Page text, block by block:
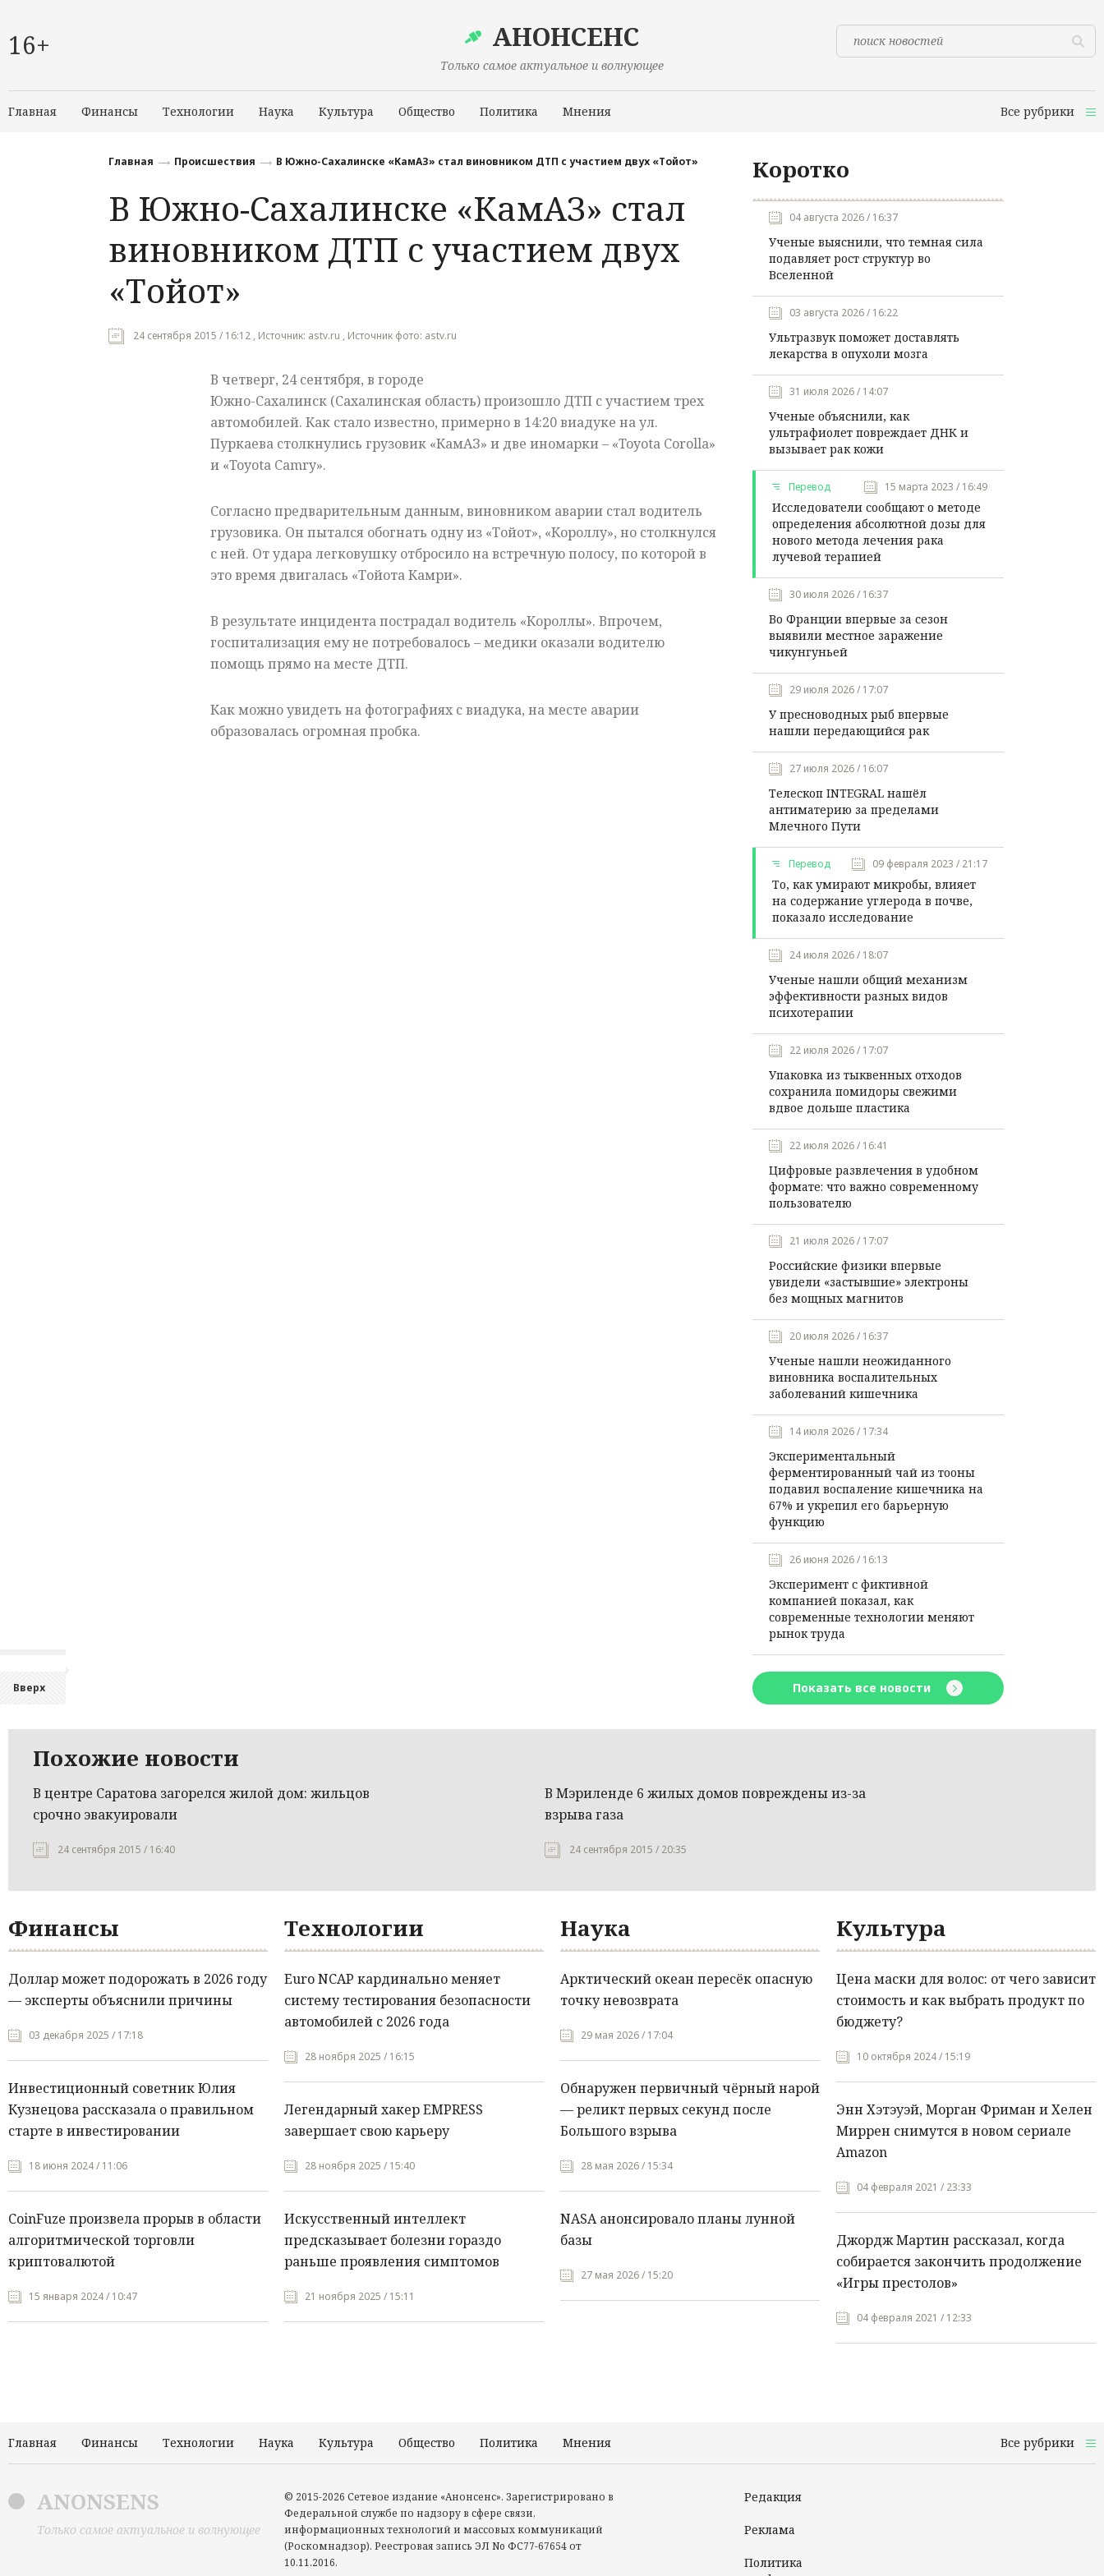
16+ АНОНСЕНС
Только самое актуальное и волнующее
Главная Финансы Технологии Наука Культура Общество Политика Мнения Все рубрики
Происшествия
Вверх
Главная Происшествия В Южно-Сахалинске «КамАЗ» стал виновником ДТП с участием двух «Тойот»
В Южно-Сахалинске «КамАЗ» стал
виновником ДТП с участием двух
«Тойот»
24 сентября 2015 / 16:12 , Источник: astv.ru , Источник фото: astv.ru
В четверг, 24 сентября, в городе
Южно-Сахалинск (Сахалинская область) произошло ДТП с участием трех
автомобилей. Как стало известно, примерно в 14:20 виадуке на ул.
Пуркаева столкнулись грузовик «КамАЗ» и две иномарки – «Toyota Corolla»
и «Toyota Camry».
Согласно предварительным данным, виновником аварии стал водитель
грузовика. Он пытался обогнать одну из «Тойот», «Короллу», но столкнулся
с ней. От удара легковушку отбросило на встречную полосу, по которой в
это время двигалась «Тойота Камри».
В результате инцидента пострадал водитель «Короллы». Впрочем,
госпитализация ему не потребовалось – медики оказали водителю
помощь прямо на месте ДТП.
Как можно увидеть на фотографиях с виадука, на месте аварии
образовалась огромная пробка.
Коротко
04 августа 2026 / 16:37
Ученые выяснили, что темная сила
подавляет рост структур во
Вселенной
03 августа 2026 / 16:22
Ультразвук поможет доставлять
лекарства в опухоли мозга
31 июля 2026 / 14:07
Ученые объяснили, как
ультрафиолет повреждает ДНК и
вызывает рак кожи
Перевод 15 марта 2023 / 16:49
Исследователи сообщают о методе
определения абсолютной дозы для
нового метода лечения рака
лучевой терапией
30 июля 2026 / 16:37
Во Франции впервые за сезон
выявили местное заражение
чикунгуньей
29 июля 2026 / 17:07
У пресноводных рыб впервые
нашли передающийся рак
27 июля 2026 / 16:07
Телескоп INTEGRAL нашёл
антиматерию за пределами
Млечного Пути
Перевод 09 февраля 2023 / 21:17
То, как умирают микробы, влияет
на содержание углерода в почве,
показало исследование
24 июля 2026 / 18:07
Ученые нашли общий механизм
эффективности разных видов
психотерапии
22 июля 2026 / 17:07
Упаковка из тыквенных отходов
сохранила помидоры свежими
вдвое дольше пластика
22 июля 2026 / 16:41
Цифровые развлечения в удобном
формате: что важно современному
пользователю
21 июля 2026 / 17:07
Российские физики впервые
увидели «застывшие» электроны
без мощных магнитов
20 июля 2026 / 16:37
Ученые нашли неожиданного
виновника воспалительных
заболеваний кишечника
14 июля 2026 / 17:34
Экспериментальный
ферментированный чай из тооны
подавил воспаление кишечника на
67% и укрепил его барьерную
функцию
26 июня 2026 / 16:13
Эксперимент с фиктивной
компанией показал, как
современные технологии меняют
рынок труда
Показать все новости
Похожие новости
В центре Саратова загорелся жилой дом: жильцов
срочно эвакуировали
24 сентября 2015 / 16:40
В Мэриленде 6 жилых домов повреждены из-за
взрыва газа
24 сентября 2015 / 20:35
Финансы
Доллар может подорожать в 2026 году
— эксперты объяснили причины
03 декабря 2025 / 17:18
Инвестиционный советник Юлия
Кузнецова рассказала о правильном
старте в инвестировании
18 июня 2024 / 11:06
CoinFuze произвела прорыв в области
алгоритмической торговли
криптовалютой
15 января 2024 / 10:47
Технологии
Euro NCAP кардинально меняет
систему тестирования безопасности
автомобилей с 2026 года
28 ноября 2025 / 16:15
Легендарный хакер EMPRESS
завершает свою карьеру
28 ноября 2025 / 15:40
Искусственный интеллект
предсказывает болезни гораздо
раньше проявления симптомов
21 ноября 2025 / 15:11
Наука
Арктический океан пересёк опасную
точку невозврата
29 мая 2026 / 17:04
Обнаружен первичный чёрный нарой
— реликт первых секунд после
Большого взрыва
28 мая 2026 / 15:34
NASA анонсировало планы лунной
базы
27 мая 2026 / 15:20
Культура
Цена маски для волос: от чего зависит
стоимость и как выбрать продукт по
бюджету?
10 октября 2024 / 15:19
Энн Хэтэуэй, Морган Фриман и Хелен
Миррен снимутся в новом сериале
Amazon
04 февраля 2021 / 23:33
Джордж Мартин рассказал, когда
собирается закончить продолжение
«Игры престолов»
04 февраля 2021 / 12:33
Главная Финансы Технологии Наука Культура Общество Политика Мнения Все рубрики
ANONSENS
Только самое актуальное и волнующее
© 2015-2026 Сетевое издание «Анонсенс». Зарегистрировано в
Федеральной службе по надзору в сфере связи,
информационных технологий и массовых коммуникаций
(Роскомнадзор). Реестровая запись ЭЛ No ФС77-67654 от
10.11.2016.
Редакция
Реклама
Политика